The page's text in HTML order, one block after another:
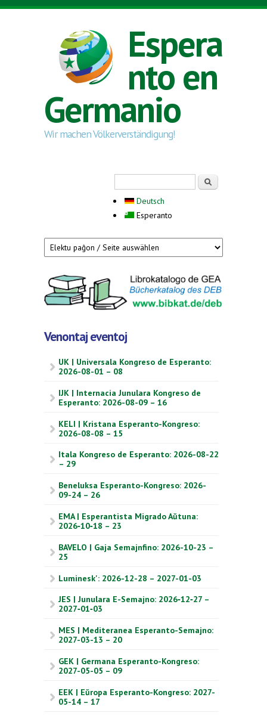
Skip to main content
Espera
nto en
Germanio
Wir machen Völkerverständigung!
Deutsch
Esperanto
Venontaj eventoj
UK | Universala Kongreso de Esperanto:
2026-08-01 – 08
IJK | Internacia Junulara Kongreso de
Esperanto: 2026-08-09 – 16
KELI | Kristana Esperanto-Kongreso:
2026-08-08 – 15
Itala Kongreso de Esperanto: 2026-08-22
– 29
Beneluksa Esperanto-Kongreso: 2026-
09-24 – 26
EMA | Esperantista Migrado Aŭtuna:
2026‑10‑18 – 23
BAVELO | Gaja Semajnfino: 2026-10-23 –
25
Luminesk': 2026-12-28 – 2027-01-03
JES | Junulara E-Semajno: 2026‑12‑27 –
2027‑01‑03
MES | Mediteranea Esperanto-Semajno:
2027-03-13 – 20
GEK | Germana Esperanto-Kongreso:
2027-05-05 – 09
EEK | Eŭropa Esperanto-Kongreso: 2027-
05-14 – 17